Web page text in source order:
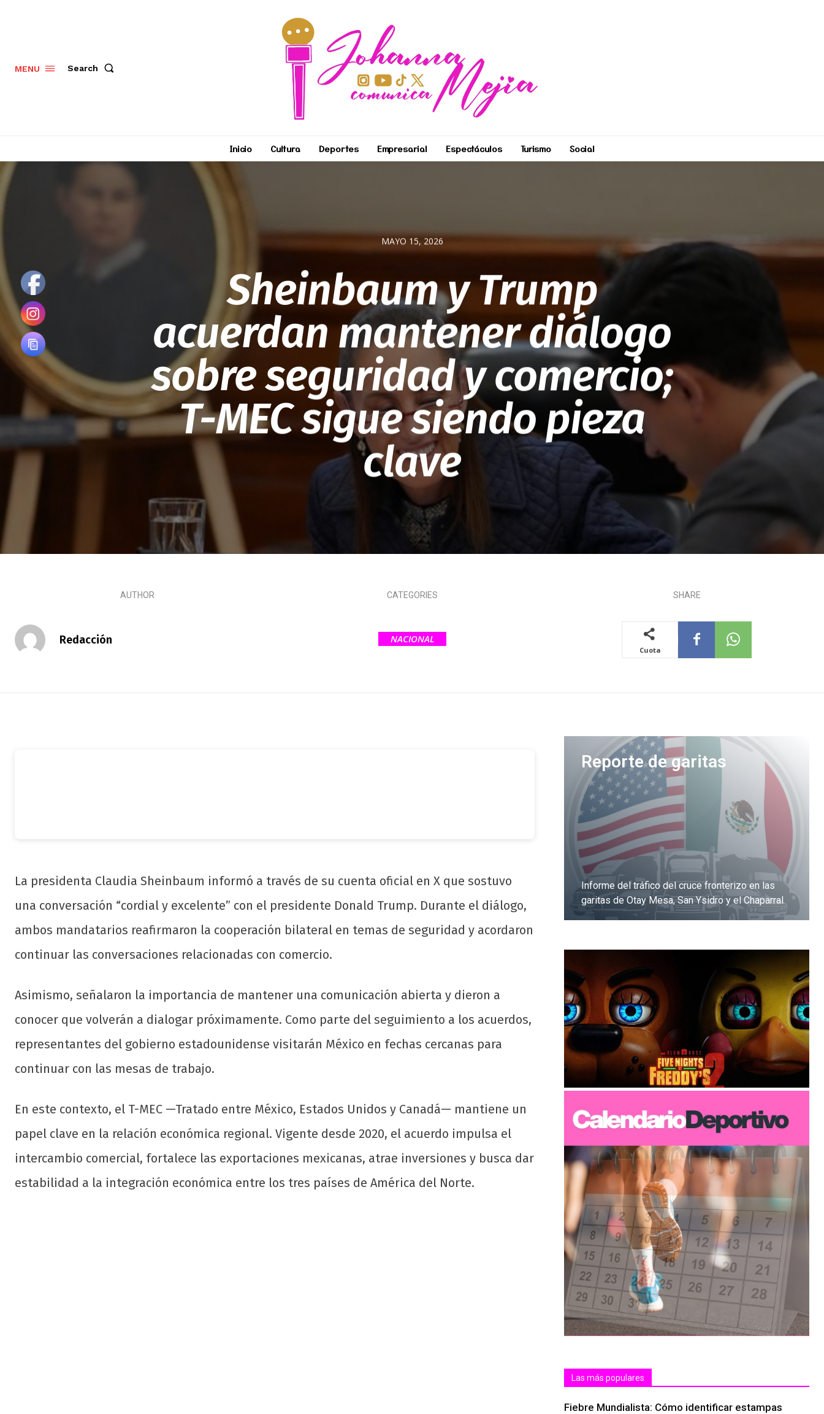
MENU Search
Inicio Cultura Deportes Empresarial Espectáculos Turismo Social
MAYO 15, 2026
Sheinbaum y Trump
acuerdan mantener diálogo
sobre seguridad y comercio;
T-MEC sigue siendo pieza
clave
AUTHOR
Redacción
CATEGORIES
NACIONAL
SHARE
Cuota
La presidenta Claudia Sheinbaum informó a través de su cuenta oficial en X que sostuvo
una conversación “cordial y excelente” con el presidente Donald Trump. Durante el diálogo,
ambos mandatarios reafirmaron la cooperación bilateral en temas de seguridad y acordaron
continuar las conversaciones relacionadas con comercio.
Asimismo, señalaron la importancia de mantener una comunicación abierta y dieron a
conocer que volverán a dialogar próximamente. Como parte del seguimiento a los acuerdos,
representantes del gobierno estadounidense visitarán México en fechas cercanas para
continuar con las mesas de trabajo.
En este contexto, el T-MEC —Tratado entre México, Estados Unidos y Canadá— mantiene un
papel clave en la relación económica regional. Vigente desde 2020, el acuerdo impulsa el
intercambio comercial, fortalece las exportaciones mexicanas, atrae inversiones y busca dar
estabilidad a la integración económica entre los tres países de América del Norte.
Reporte de garitas
Informe del tráfico del cruce fronterizo en las
garitas de Otay Mesa, San Ysidro y el Chaparral
Dale clic
Las más populares
Fiebre Mundialista: Cómo identificar estampas